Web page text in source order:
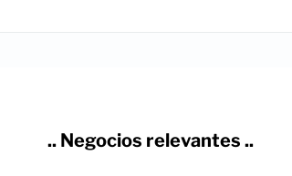
.. Negocios relevantes ..